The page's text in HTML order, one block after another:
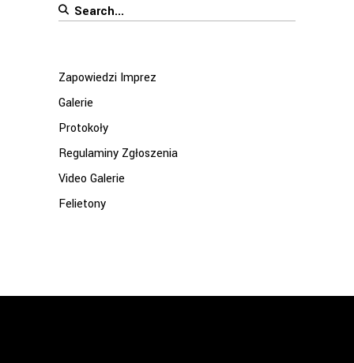
Search
Zapowiedzi Imprez
Galerie
Protokoły
Regulaminy Zgłoszenia
Video Galerie
Felietony